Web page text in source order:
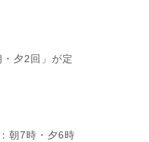
夕2回」が定
朝7時・夕6時